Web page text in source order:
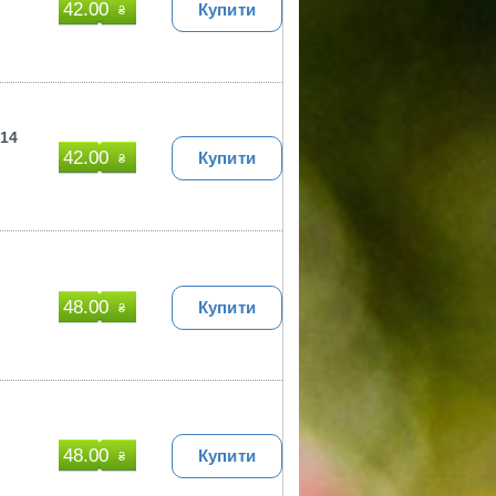
42.00 ₴ Купити
42.00 ₴ Купити
48.00 ₴ Купити
48.00 ₴ Купити